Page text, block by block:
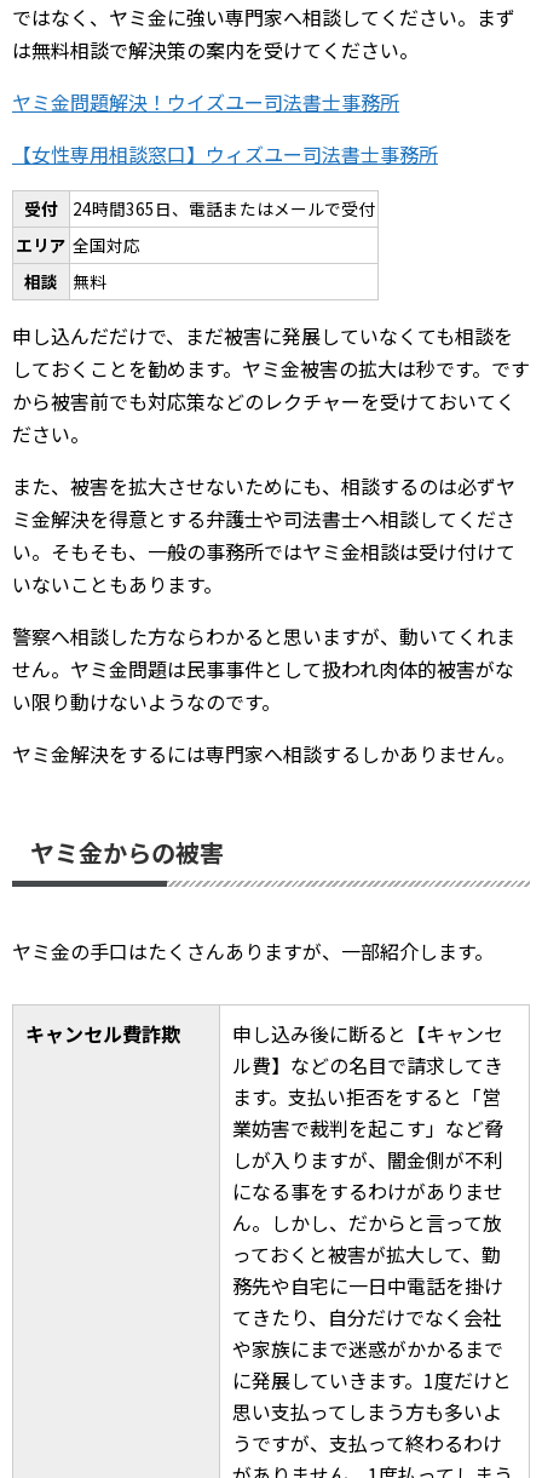
ではなく、ヤミ金に強い専門家へ相談してください。まず
は無料相談で解決策の案内を受けてください。
ヤミ金問題解決！ウイズユー司法書士事務所
【女性専用相談窓口】ウィズユー司法書士事務所
受付
24時間365日、電話またはメールで受付
エリア 全国対応
相談
無料
申し込んだだけで、まだ被害に発展していなくても相談を
しておくことを勧めます。ヤミ金被害の拡大は秒です。です
から被害前でも対応策などのレクチャーを受けておいてく
ださい。
また、被害を拡大させないためにも、相談するのは必ずヤ
ミ金解決を得意とする弁護士や司法書士へ相談してくださ
い。そもそも、一般の事務所ではヤミ金相談は受け付けて
いないこともあります。
警察へ相談した方ならわかると思いますが、動いてくれま
せん。ヤミ金問題は民事事件として扱われ肉体的被害がな
い限り動けないようなのです。
ヤミ金解決をするには専門家へ相談するしかありません。
ヤミ金からの被害
ヤミ金の手口はたくさんありますが、一部紹介します。
キャンセル費詐欺
申し込み後に断ると【キャンセ
ル費】などの名目で請求してき
ます。支払い拒否をすると「営
業妨害で裁判を起こす」など脅
しが入りますが、闇金側が不利
になる事をするわけがありませ
ん。しかし、だからと言って放
っておくと被害が拡大して、勤
務先や自宅に一日中電話を掛け
てきたり、自分だけでなく会社
や家族にまで迷惑がかかるまで
に発展していきます。1度だけと
思い支払ってしまう方も多いよ
うですが、支払って終わるわけ